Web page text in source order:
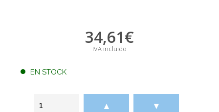
34,61€
IVA incluido
EN STOCK
▲ ▼